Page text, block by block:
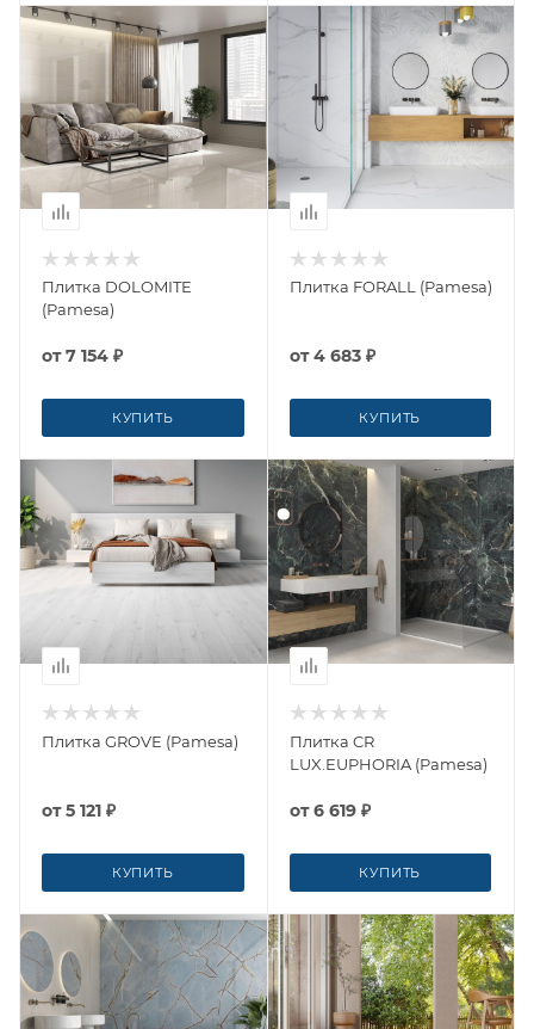
Плитка DOLOMITE
(Pamesa)
от7 154 ₽
КУПИТЬ
Плитка FORALL (Pamesa)
от4 683 ₽
КУПИТЬ
Плитка GROVE (Pamesa)
от5 121 ₽
КУПИТЬ
Плитка CR
LUX.EUPHORIA (Pamesa)
от6 619 ₽
КУПИТЬ